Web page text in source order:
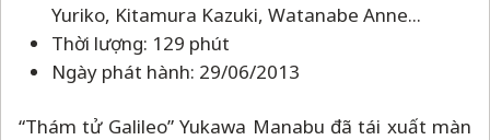
Yuriko, Kitamura Kazuki, Watanabe Anne...
Thời lượng: 129 phút
Ngày phát hành: 29/06/2013
“Thám tử Galileo” Yukawa Manabu đã tái xuất màn